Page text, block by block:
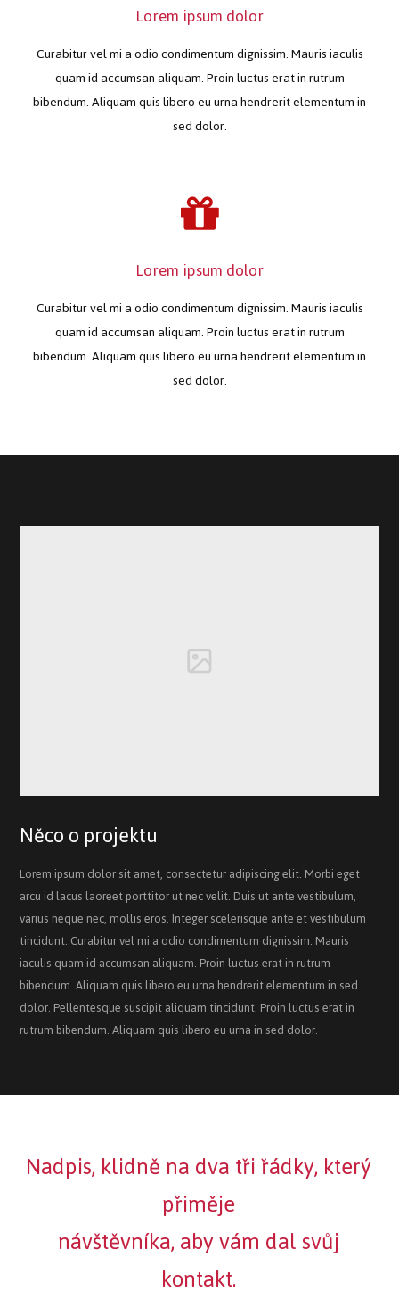
Lorem ipsum dolor
Curabitur vel mi a odio condimentum dignissim. Mauris iaculis
quam id accumsan aliquam. Proin luctus erat in rutrum
bibendum. Aliquam quis libero eu urna hendrerit elementum in
sed dolor.
Lorem ipsum dolor
Curabitur vel mi a odio condimentum dignissim. Mauris iaculis
quam id accumsan aliquam. Proin luctus erat in rutrum
bibendum. Aliquam quis libero eu urna hendrerit elementum in
sed dolor.
Něco o projektu
Lorem ipsum dolor sit amet, consectetur adipiscing elit. Morbi eget
arcu id lacus laoreet porttitor ut nec velit. Duis ut ante vestibulum,
varius neque nec, mollis eros. Integer scelerisque ante et vestibulum
tincidunt. Curabitur vel mi a odio condimentum dignissim. Mauris
iaculis quam id accumsan aliquam. Proin luctus erat in rutrum
bibendum. Aliquam quis libero eu urna hendrerit elementum in sed
dolor. Pellentesque suscipit aliquam tincidunt. Proin luctus erat in
rutrum bibendum. Aliquam quis libero eu urna in sed dolor.
Nadpis, klidně na dva tři řádky, který
přiměje
návštěvníka, aby vám dal svůj
kontakt.